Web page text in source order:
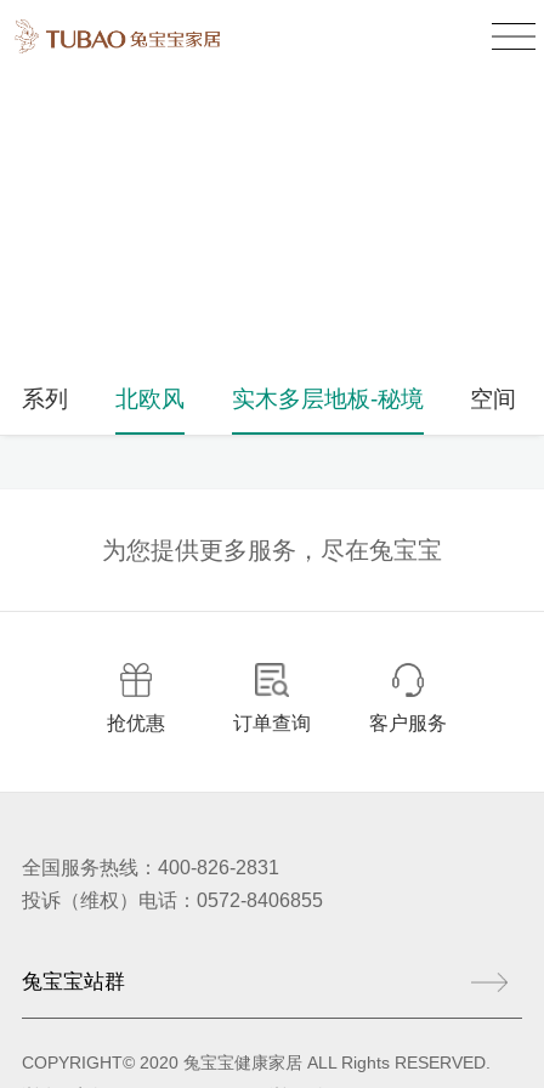
系列 北欧风 实木多层地板-秘境 空间
为您提供更多服务，尽在兔宝宝
抢优惠 订单查询 客户服务
全国服务热线：400-826-2831
投诉（维权）电话：0572-8406855
COPYRIGHT© 2020 兔宝宝健康家居 ALL Rights RESERVED.